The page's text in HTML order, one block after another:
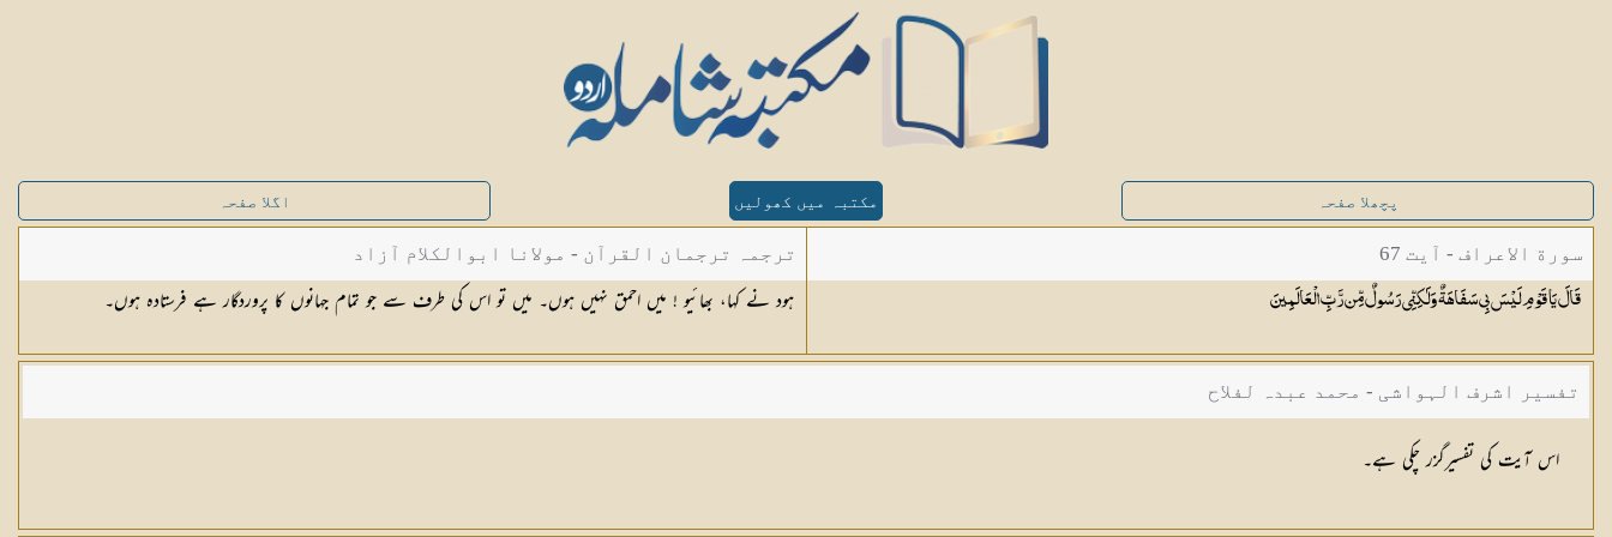
پچھلا صفحہ مکتبہ میں کھولیں اگلا صفحہ
سورة الاعراف - آیت 67
قَالَ يَا قَوْمِ لَيْسَ بِي سَفَاهَةٌ وَلَٰكِنِّي رَسُولٌ مِّن رَّبِّالْعَالَمِينَ
ترجمہ ترجمان القرآن - مولانا ابوالکلام آزاد
ہود نے کہا، بھائیو ! میں احمق نہیں ہوں۔ میں تو اس کی طرف سے جو تمام جہانوں کا پروردگار ہے فرستادہ ہوں۔
تفسیر اشرف الہواشی - محمد عبدہ لفلاح
اس آیت کی تفسیرگزر چکی ہے۔